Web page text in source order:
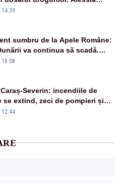
explică decizia magistraților
14:39
sumbru de la Apele Române:
va continua să scadă.
s-ar putea închide în 4 zile
18:08
Severin: incendiile de
se extind, zeci de pompieri și
se luptă cu flăcările - VIDEO
12:44